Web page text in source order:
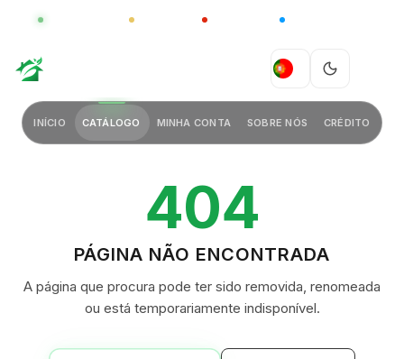
CHINA
PT
INÍCIO CATÁLOGO MINHA CONTA SOBRE NÓS CRÉDITO
404
PÁGINA NÃO ENCONTRADA
A página que procura pode ter sido removida, renomeada
ou está temporariamente indisponível.